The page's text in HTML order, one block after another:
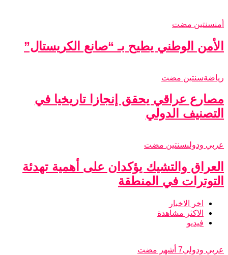
أمنسنتين مضت
الأمن الوطني يطيح بـ “صانع الكريستال”
رياضةسنتين مضت
مصارع عراقي يحقق إنجازا تاريخيا في
التصنيف الدولي
عربي ودوليسنتين مضت
العراق والتشيك يؤكدان على أهمية تهدئة
التوترات في المنطقة
اخر الاخبار
الاكثر مشاهدة
فيديو
عربي ودولي7 أشهر مضت